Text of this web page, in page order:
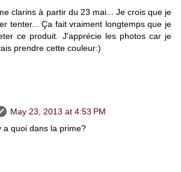
clarins à partir du 23 mai... Je crois que je
tenter... Ça fait vraiment longtemps que je
ce produit. J'apprécie les photos car je
prendre cette couleur:)
May 23, 2013 at 4:53 PM
a quoi dans la prime?